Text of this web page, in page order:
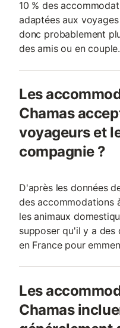
10 % des
adaptées aux
donc probablement
des amis ou en couple.
Les
Chamas
voyageurs et
compagnie ?
D'après les données
des accommodations
les animaux
supposer qu'il y a des
en France pour
Les
Chamas